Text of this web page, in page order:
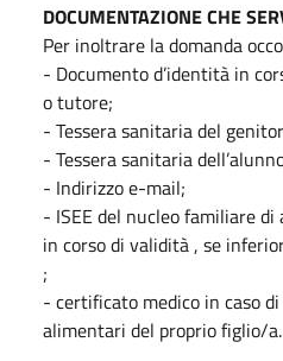
DOCUMENTAZIONE CHE
Per inoltrare la domanda
- Documento d’identità in
o tutore;
- Tessera sanitaria del
- Tessera sanitaria
- Indirizzo e-mail;
- ISEE del nucleo familiare di
in corso di validità , se
;
- certificato medico in caso
alimentari del proprio figlio/a.